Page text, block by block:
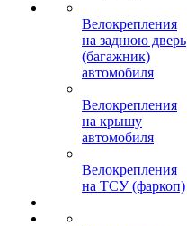
Велокрепления
на заднюю дверь
(багажник)
автомобиля
Велокрепления
на крышу
автомобиля
Велокрепления
на ТСУ (фаркоп)